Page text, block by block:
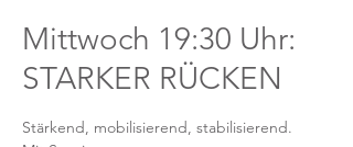
Mittwoch 19:30 Uhr:
STARKER RÜCKEN
Stärkend, mobilisierend, stabilisierend.